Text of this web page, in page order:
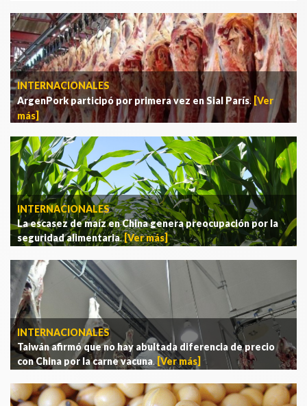
INTERNACIONALES
ArgenPork participó por primera vez en Sial París.[Ver
más]
INTERNACIONALES
La escasez de maíz en China genera preocupación por la
seguridad alimentaria.[Ver más]
INTERNACIONALES
Taiwán afirmó que no hay abultada diferencia de precio
con China por la carne vacuna. [Ver más]